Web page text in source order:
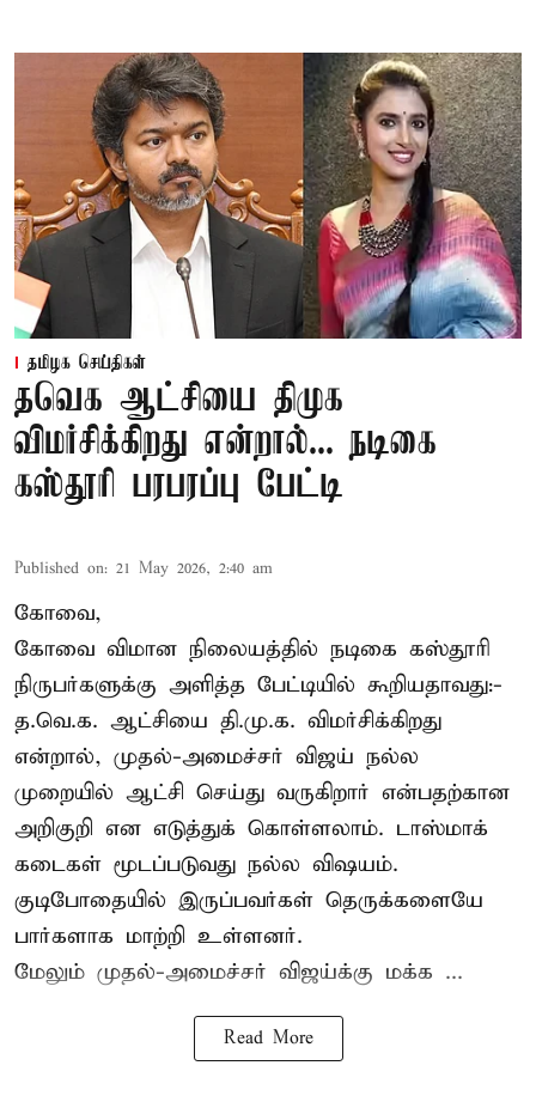
தமிழக செய்திகள்
தவெக ஆட்சியை திமுக
விமர்சிக்கிறது என்றால்... நடிகை
கஸ்தூரி பரபரப்பு பேட்டி
Published on: 21 May 2026, 2:40 am
கோவை,
கோவை விமான நிலையத்தில் நடிகை கஸ்தூரி
நிருபர்களுக்கு அளித்த பேட்டியில் கூறியதாவது:-
த.வெ.க. ஆட்சியை தி.மு.க. விமர்சிக்கிறது
என்றால், முதல்-அமைச்சர் விஜய் நல்ல
முறையில் ஆட்சி செய்து வருகிறார் என்பதற்கான
அறிகுறி என எடுத்துக் கொள்ளலாம். டாஸ்மாக்
கடைகள் மூடப்படுவது நல்ல விஷயம்.
குடிபோதையில் இருப்பவர்கள் தெருக்களையே
பார்களாக மாற்றி உள்ளனர்.
மேலும் முதல்-அமைச்சர் விஜய்க்கு மக்க ...
Read More